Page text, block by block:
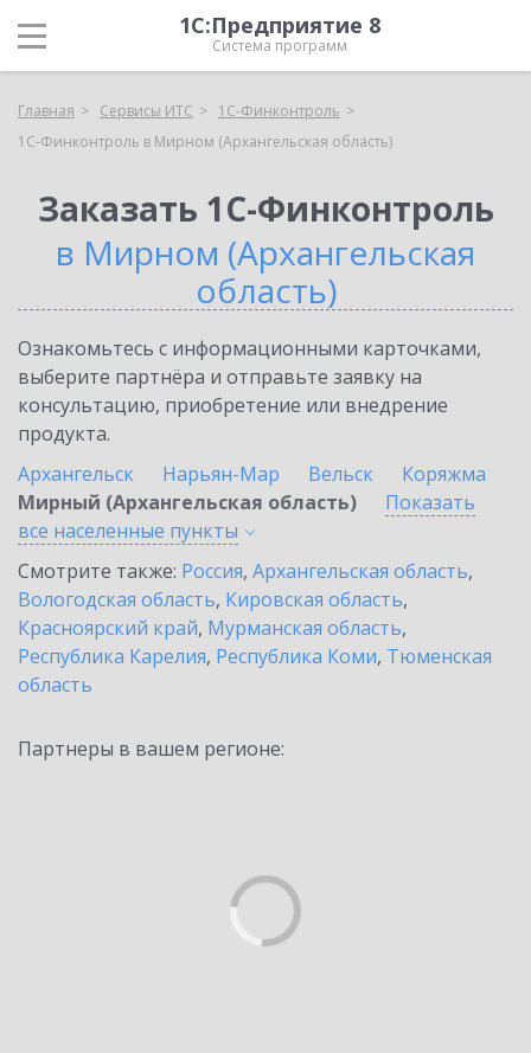
1С:Предприятие 8
Система программ
Главная Сервисы ИТС
1С-Финконтроль
1С-Финконтроль в Мирном (Архангельская область)
Заказать 1С-Финконтроль
в Мирном (Архангельская
область)
Ознакомьтесь с информационными карточками,
выберите партнёра и отправьте заявку на
консультацию, приобретение или внедрение
продукта.
Архангельск
Нарьян-Мар Вельск
Коряжма
Мирный (Архангельская область)
Показать
все населенные пункты
Смотрите также: Россия, Архангельская область,
Вологодская область, Кировская область,
Красноярский край, Мурманская область,
Республика Карелия, Республика Коми, Тюменская
область
Партнеры в вашем регионе: